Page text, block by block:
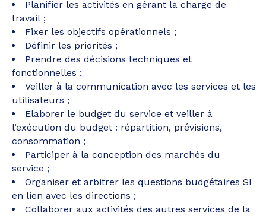
Planifier les activités en gérant la charge de
travail ;
Fixer les objectifs opérationnels ;
Définir les priorités ;
Prendre des décisions techniques et
fonctionnelles ;
Veiller à la communication avec les services et les
utilisateurs ;
Elaborer le budget du service et veiller à
l’exécution du budget : répartition, prévisions,
consommation ;
Participer à la conception des marchés du
service ;
Organiser et arbitrer les questions budgétaires SI
en lien avec les directions ;
Collaborer aux activités des autres services de la